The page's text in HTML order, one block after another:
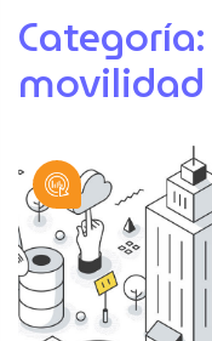
Categoría:
movilidad